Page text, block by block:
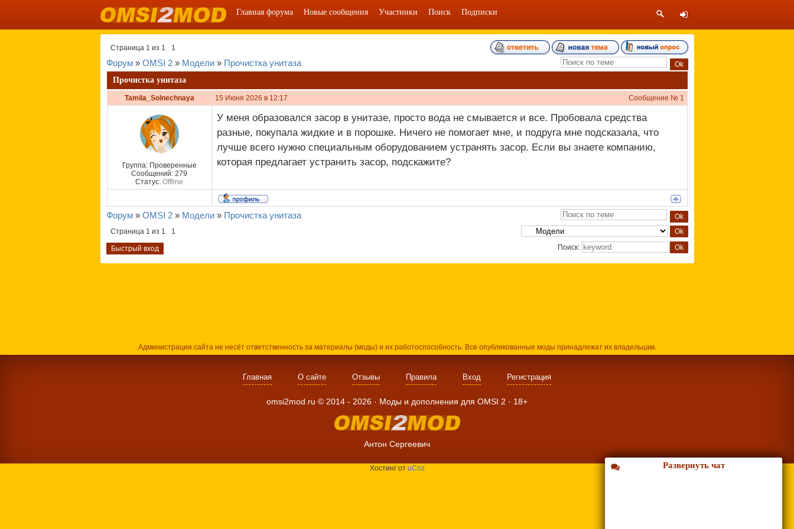
Главная форума Новые сообщения Участники Поиск Подписки
Развернуть чат
Страница 1 из 1 1
Форум » OMSI 2 » Модели » Прочистка унитаза
Прочистка унитаза
Tamila_Solnechnaya 15 Июня 2026 в 12:17 Сообщение № 1
Группа: Проверенные
Сообщений: 279
Статус: Offline
У меня образовался засор в унитазе, просто вода не смывается и все. Пробовала средства
разные, покупала жидкие и в порошке. Ничего не помогает мне, и подруга мне подсказала, что
лучше всего нужно специальным оборудованием устранять засор. Если вы знаете компанию,
которая предлагает устранить засор, подскажите?
Форум » OMSI 2 » Модели » Прочистка унитаза
Страница 1 из 1
1
Поиск:
Администрация сайта не несёт ответственность за материалы (моды) и их работоспособность. Все опубликованные моды принадлежат их владельцам.
Главная О сайте Отзывы Правила Вход Регистрация
omsi2mod.ru © 2014 - 2026 · Моды и дополнения для OMSI 2 · 18+
Антон Сергеевич
Хостинг от uCoz